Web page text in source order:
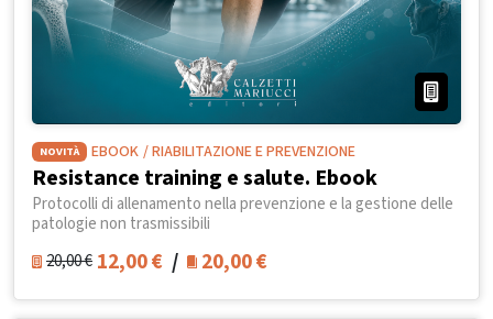
NOVITÀ EBOOK / RIABILITAZIONE E PREVENZIONE
Resistance training e salute. Ebook
Protocolli di allenamento nella prevenzione e la gestione delle
patologie non trasmissibili
20,00€ 12,00€ / 20,00€